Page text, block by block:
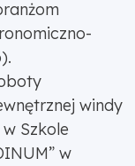
windy
Szkole
w